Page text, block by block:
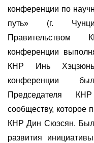
конференции по
путь» (г.
Правительством
конференции
КНР Инь
конференции
Председателя
сообществу, которое
КНР Дин Сюэсян.
развития